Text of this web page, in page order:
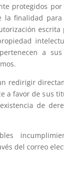
protegidos
la finalidad
escrita
a
redirigir
a favor de
de
del correo